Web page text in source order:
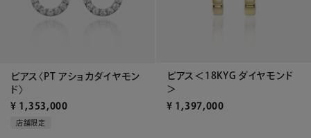
ピアス〈PT アショカダイヤモン
ド〉
¥ 1,353,000
店舗限定
ピアス＜18KYG ダイヤモンド
＞
¥ 1,397,000